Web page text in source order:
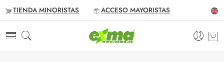
TIENDA MINORISTAS ACCESO MAYORISTAS